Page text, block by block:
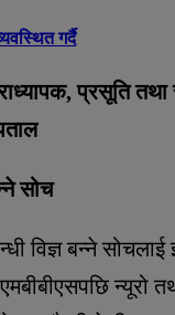
गर्दै
प्रसूति तथा
सोच
विज्ञ बन्ने सोचलाई
न्यूरो